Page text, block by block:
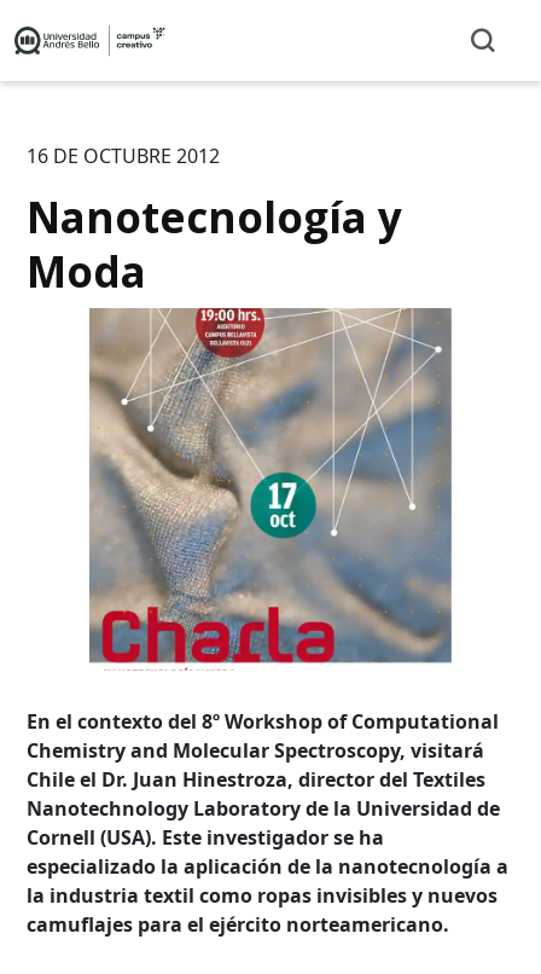
16 DE OCTUBRE 2012
Nanotecnología y
Moda
En el contexto del 8º Workshop of Computational
Chemistry and Molecular Spectroscopy, visitará
Chile el Dr. Juan Hinestroza, director del Textiles
Nanotechnology Laboratory de la Universidad de
Cornell (USA). Este investigador se ha
especializado la aplicación de la nanotecnología a
la industria textil como ropas invisibles y nuevos
camuflajes para el ejército norteamericano.